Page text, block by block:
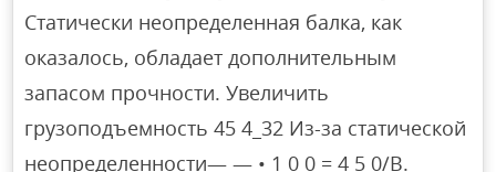
Статически неопределенная балка, как
оказалось, обладает дополнительным
запасом прочности. Увеличить
грузоподъемность 45 4_32 Из-за статической
неопределенности— — • 1 0 0 = 4 5 0/В.